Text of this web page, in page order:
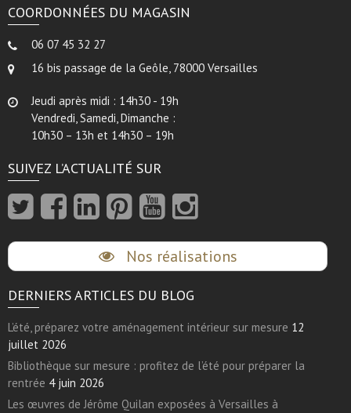
COORDONNÉES DU MAGASIN
06 07 45 32 27
16 bis passage de la Geôle, 78000 Versailles
Jeudi après midi : 14h30 - 19h
Vendredi, Samedi, Dimanche :
10h30 – 13h et 14h30 – 19h
SUIVEZ L’ACTUALITÉ SUR
Nos réalisations
DERNIERS ARTICLES DU BLOG
L’été, préparez votre aménagement intérieur sur mesure 12
juillet 2026
Bibliothèque sur mesure : profitez de l’été pour préparer la
rentrée 4 juin 2026
Les œuvres de Jérôme Quilan exposées à Versailles à